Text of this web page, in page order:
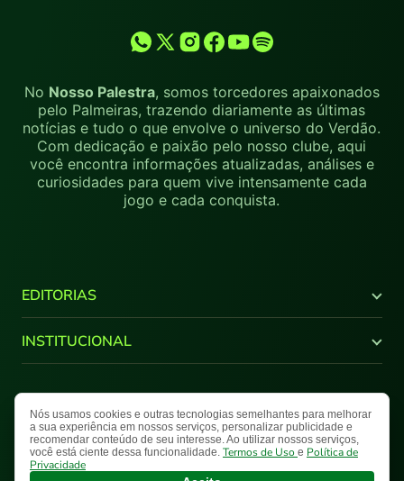
No Nosso Palestra, somos torcedores apaixonados
pelo Palmeiras, trazendo diariamente as últimas
notícias e tudo o que envolve o universo do Verdão.
Com dedicação e paixão pelo nosso clube, aqui
você encontra informações atualizadas, análises e
curiosidades para quem vive intensamente cada
jogo e cada conquista.
EDITORIAS
Últimas Notícias
Brasileirão
Libertadores
Supercopa do Brasil
Paulistão
NPlay
INSTITUCIONAL
Quem Somos
Comercial
Fale Conosco
Nosso Palestra © 2026 Todos os direitos reservados.
Termos de UsoPolítica de PrivacidadeMapa do Site
Nós usamos cookies e outras tecnologias semelhantes para melhorar
a sua experiência em nossos serviços, personalizar publicidade e
recomendar conteúdo de seu interesse. Ao utilizar nossos serviços,
você está ciente dessa funcionalidade. Termos de Uso e Política de
Privacidade